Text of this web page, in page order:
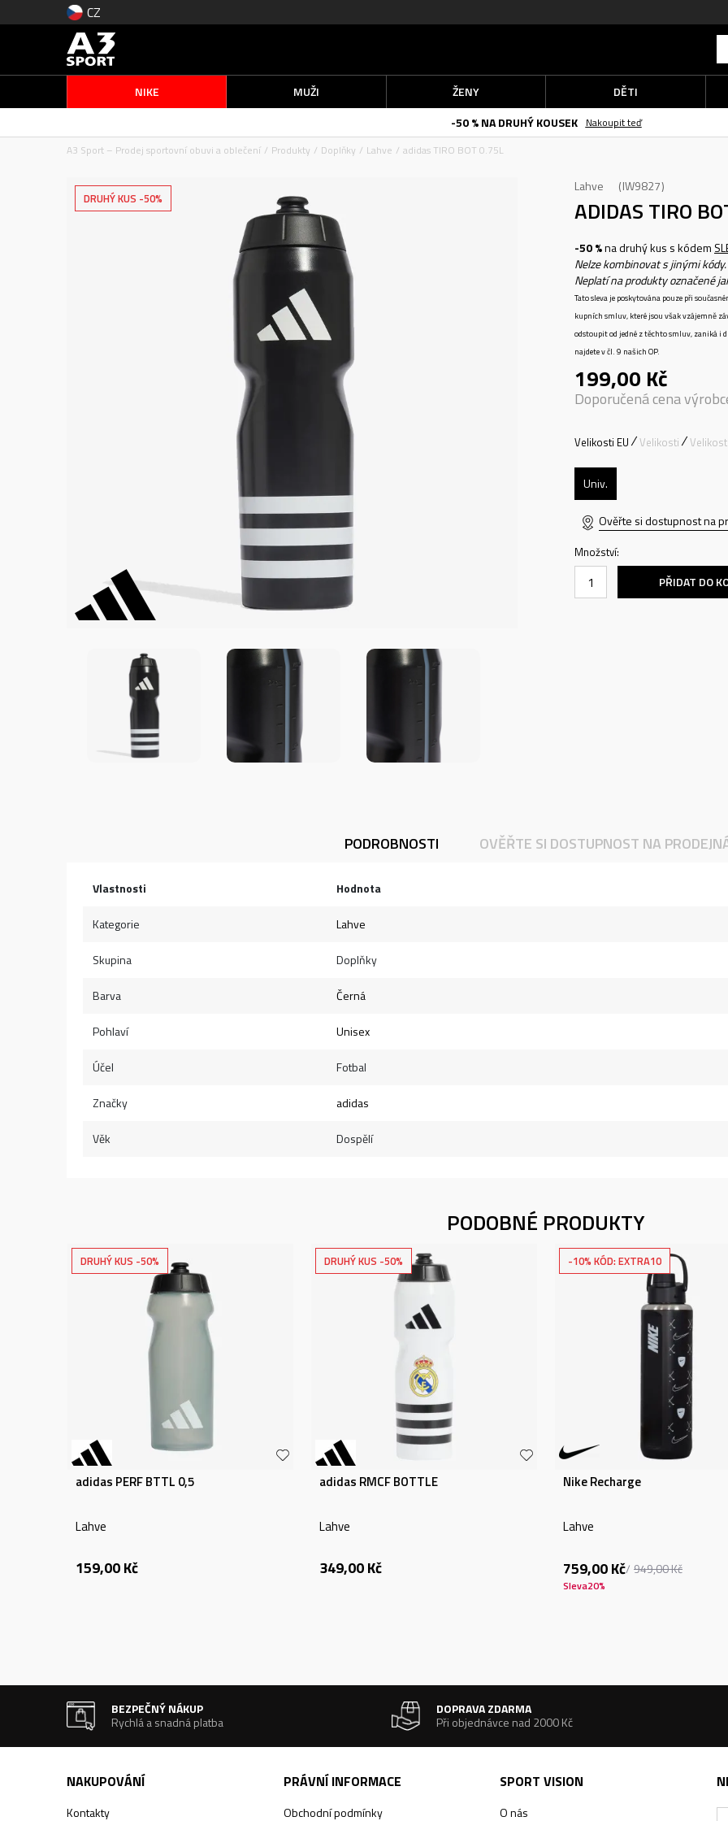
CZ
NIKE MUŽI ŽENY
DĚTI
-50 % NA DRUHÝ KOUSEK
Nakoupit teď
A3 Sport – Prodej sportovní obuvi a oblečení
Produkty Doplňky Lahve adidas TIRO BOT 0.75L
DRUHÝ KUS -50%
Lahve IW9827
ADIDAS TIRO
-50 %na druhý kus s kódem
Nelze kombinovat s jinými kódy.
Neplatí na produkty označené
Tato sleva je poskytována pouze při
kupních smluv, které jsou však vzájemně
odstoupit od jedné z těchto smluv, zaniká i
najdete v čl. 9 našich OP.
199,00 Kč
Doporučená cena
Velikosti EU Velikosti
Univ.
Ověřte si dostupnost na
Množství:
PŘIDAT DO
PODROBNOSTI OVĚŘTE SI DOSTUPNOST NA
Vlastnosti Hodnota
Kategorie Lahve
Skupina Doplňky
Barva Černá
Pohlaví Unisex
Účel Fotbal
Značky adidas
Věk Dospělí
PODOBNÉ PRODUKTY
DRUHÝ KUS -50%
adidas PERF BTTL 0,5
Lahve
159,00Kč
DRUHÝ KUS -50%
adidas RMCF BOTTLE
Lahve
349,00Kč
-10% KÓD: EXTRA10
Nike Recharge
Lahve
759,00Kč 949,00Kč
Sleva20%
BEZPEČNÝ NÁKUP
Rychlá a snadná platba
DOPRAVA ZDARMA
Při objednávce nad 2000 Kč
NAKUPOVÁNÍ
Kontakty
PRÁVNÍ INFORMACE
Obchodní podmínky
SPORT VISION
O nás